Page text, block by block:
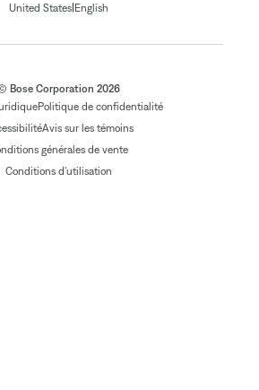
United States| English
Bose Corporation 2026
Politique de confidentialité
Avis sur les témoins
générales de vente
Conditions d'utilisation